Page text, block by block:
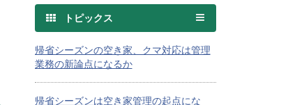
トピックス
帰省シーズンの空き家、クマ対応は管理
業務の新論点になるか
帰省シーズンは空き家管理の起点にな